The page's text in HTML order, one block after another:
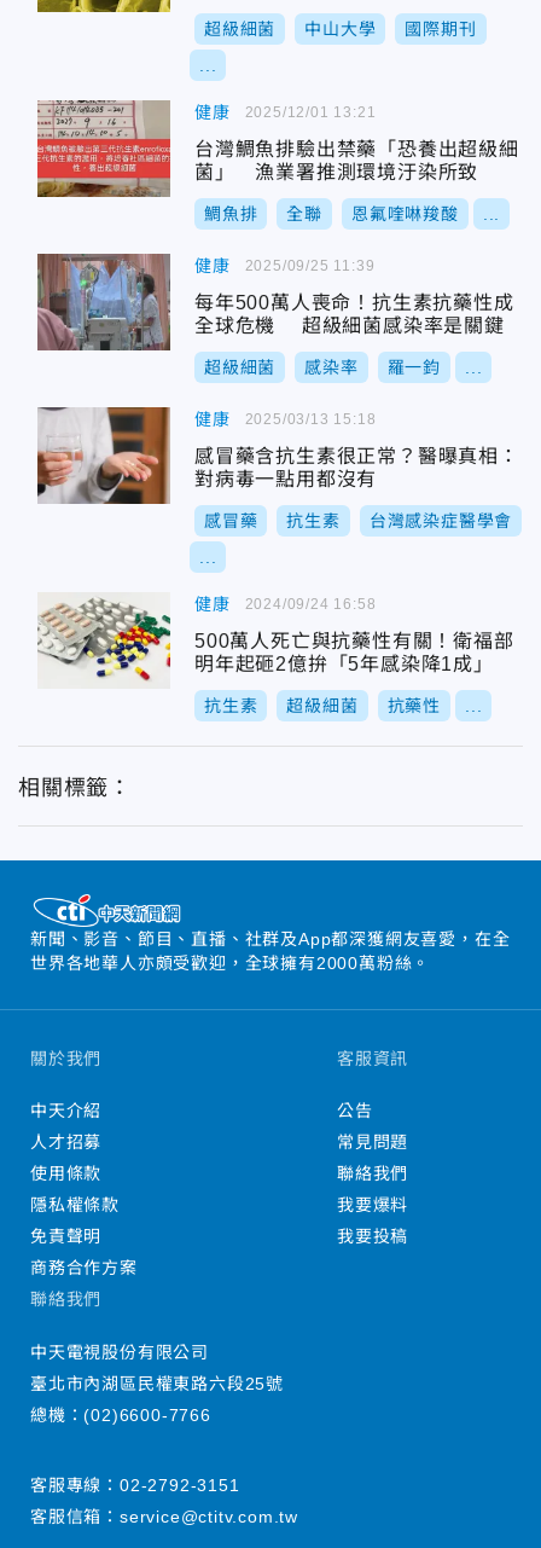
超級細菌 中山大學 國際期刊
健康
台灣鯛魚排驗出禁藥「恐養出超級細
菌」 漁業署推測環境汙染所致
鯛魚排 全聯 恩氟喹啉羧酸
2025/12/01 13:21
健康
每年500萬人喪命！抗生素抗藥性成
全球危機 超級細菌感染率是關鍵
超級細菌 感染率 羅一鈞
2025/09/25 11:39
健康
感冒藥含抗生素很正常？醫曝真相：
對病毒一點用都沒有
感冒藥 抗生素 台灣感染症醫學會
2025/03/13 15:18
健康
500萬人死亡與抗藥性有關！衛福部
明年起砸2億拚「5年感染降1成」
抗生素 超級細菌 抗藥性
2024/09/24 16:58
相關標籤：
新聞、影音、節目、直播、社群及App都深獲網友喜愛，在全
世界各地華人亦頗受歡迎，全球擁有2000萬粉絲。
關於我們
中天介紹
人才招募
使用條款
隱私權條款
免責聲明
商務合作方案
客服資訊
公告
常見問題
聯絡我們
我要爆料
我要投稿
聯絡我們
中天電視股份有限公司
臺北市內湖區民權東路六段25號
總機：(02)6600-7766
客服專線： 02-2792-3151
客服信箱： service@ctitv.com.tw